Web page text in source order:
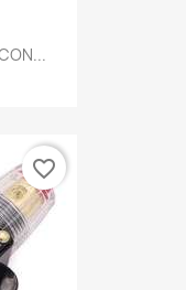
favorite_border